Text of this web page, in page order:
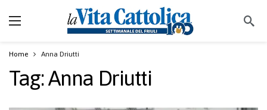
Home Anna Driutti
Tag:Anna Driutti